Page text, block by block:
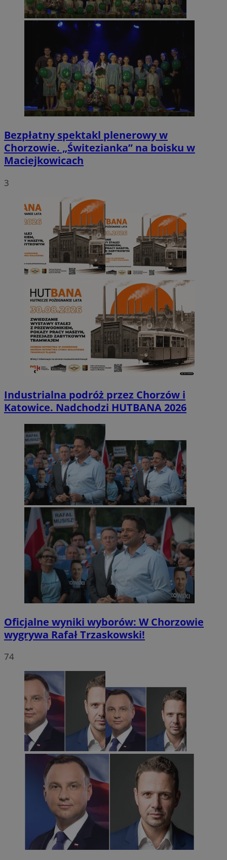
Bezpłatny spektakl plenerowy w
Chorzowie. „Świtezianka” na boisku w
Maciejkowicach
3
Industrialna podróż przez Chorzów i
Katowice. Nadchodzi HUTBANA 2026
Oficjalne wyniki wyborów: W Chorzowie
wygrywa Rafał Trzaskowski!
74